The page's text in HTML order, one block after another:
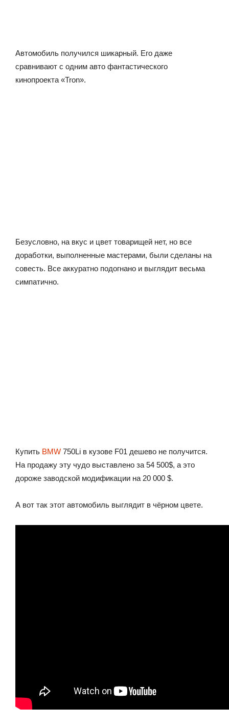
Автомобиль получился шикарный. Его даже
сравнивают с одним авто фантастического
кинопроекта «Tron».
Безусловно, на вкус и цвет товарищей нет, но все
доработки, выполненные мастерами, были сделаны на
совесть. Все аккуратно подогнано и выглядит весьма
симпатично.
Купить BMW 750Li в кузове F01 дешево не получится.
На продажу эту чудо выставлено за 54 500$, а это
дороже заводской модификации на 20 000 $.
А вот так этот автомобиль выглядит в чёрном цвете.